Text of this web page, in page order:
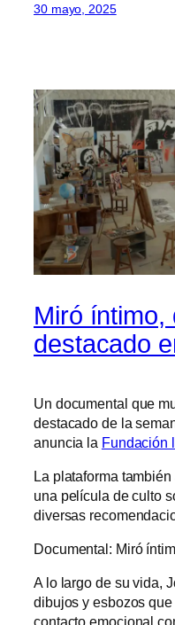
30 mayo, 2025
Miró íntimo,
destacado
Un documental que
destacado de la
anuncia la Fundación
La plataforma
una película de culto
diversas
Documental: Miró íntim
A lo largo de su vida,
dibujos y esbozos